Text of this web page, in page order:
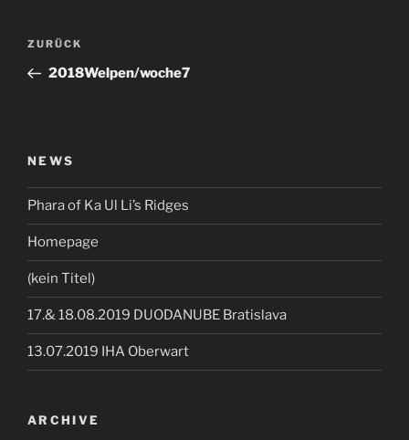
Beitragsnavigation
Vorheriger
Beitrag
ZURÜCK
2018Welpen/woche7
NEWS
Phara of Ka Ul Li’s Ridges
Homepage
(kein Titel)
17.& 18.08.2019 DUODANUBE Bratislava
13.07.2019 IHA Oberwart
ARCHIVE